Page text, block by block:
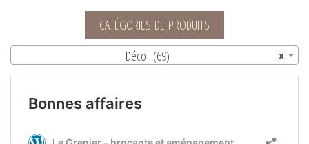
Le Grenier – brocante et aménagement
CATÉGORIES DE PRODUITS
×
Déco (69)